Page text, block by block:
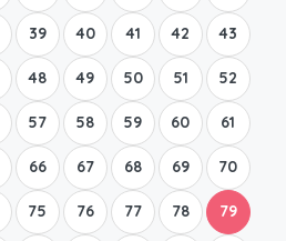
39 40 41 42 43
48 49 50 51 52
57 58 59 60 61
66 67 68 69 70
75 76 77 78 79